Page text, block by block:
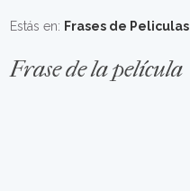
Estás en: Frases de Peliculas
Frase de la película